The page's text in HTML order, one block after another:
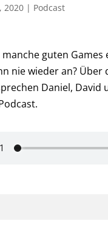
2020 | Podcast
guten Games
nie wieder an? Über
Daniel, David